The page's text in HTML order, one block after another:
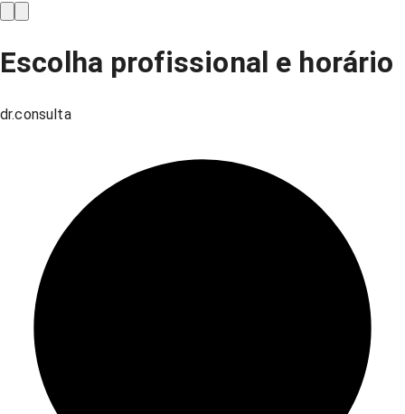
Escolha profissional e horário
dr.consulta